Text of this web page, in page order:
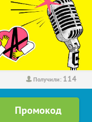
Получили: 114